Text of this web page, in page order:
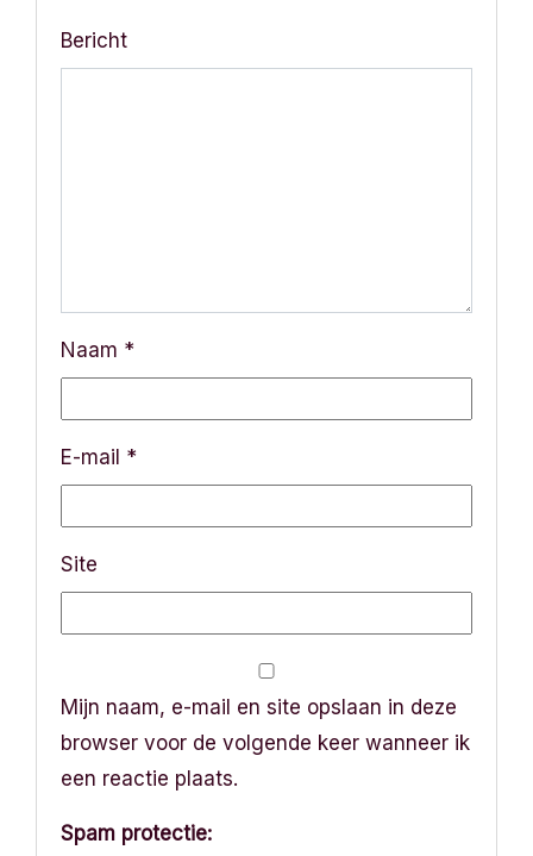
Bericht
Naam *
E-mail *
Site
Mijn naam, e-mail en site opslaan in deze
browser voor de volgende keer wanneer ik
een reactie plaats.
Spam protectie: